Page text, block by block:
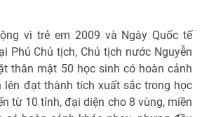
vì trẻ em 2009 và Ngày Quốc tế
Phủ Chủ tịch, Chủ tịch nước Nguyễn
thân mật 50 học sinh có hoàn cảnh
lên đạt thành tích xuất sắc trong học
từ 10 tỉnh, đại diện cho 8 vùng, miền